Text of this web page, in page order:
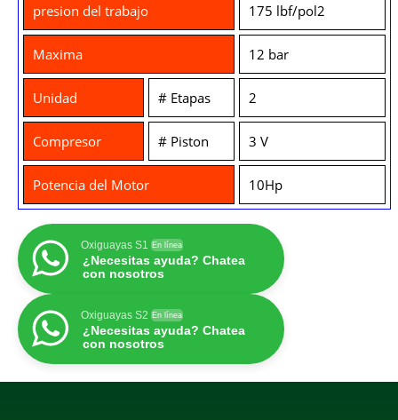
presion del trabajo 175 lbf/pol2
Maxima 12 bar
Unidad # Etapas 2
Compresor # Piston 3 V
Potencia del Motor 10Hp
Oxiguayas S1 En línea
¿Necesitas ayuda? Chatea
con nosotros
Oxiguayas S2 En línea
¿Necesitas ayuda? Chatea
con nosotros